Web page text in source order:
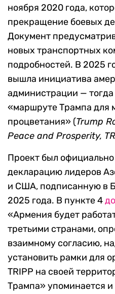
ноября 2020 года,
прекращение боевых
Документ
новых транспортных
подробностей. В 2025
вышла инициатива
администрации —
«маршруте Трампа для
процветания» (Trump
Peace and Prosperity,
Проект был официально
декларацию лидеров
и США, подписанную в
2025 года. В пункте 4
«Армения будет
третьими странами,
взаимному согласию,
установить рамки для
TRIPP на своей
Трампа» упоминается